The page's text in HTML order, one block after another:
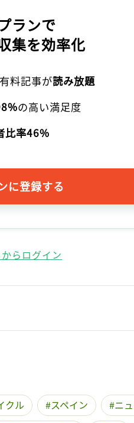
ランで
集を効率化
料記事が読み放題
の高い満足度
比率46%
に登録する
らログイン
クル スペイン ニ